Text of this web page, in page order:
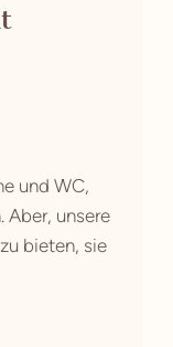
und WC,
Aber, unsere
bieten, sie